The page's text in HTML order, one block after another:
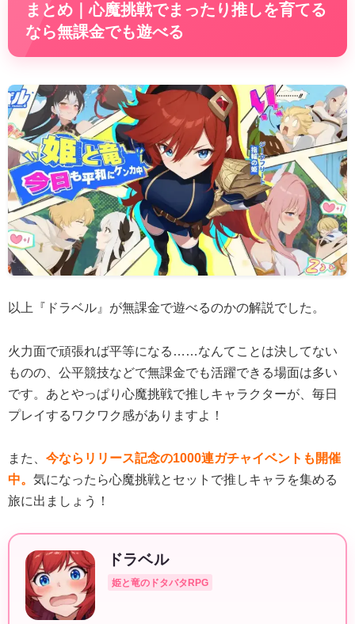
まとめ｜心魔挑戦でまったり推しを育てる
なら無課金でも遊べる
以上『ドラベル』が無課金で遊べるのかの解説でした。
火力面で頑張れば平等になる……なんてことは決してない
ものの、公平競技などで無課金でも活躍できる場面は多い
です。あとやっぱり心魔挑戦で推しキャラクターが、毎日
プレイするワクワク感がありますよ！
また、 今ならリリース記念の1000連ガチャイベントも開催
中。 気になったら心魔挑戦とセットで推しキャラを集める
旅に出ましょう！
ドラベル
姫と竜のドタバタRPG